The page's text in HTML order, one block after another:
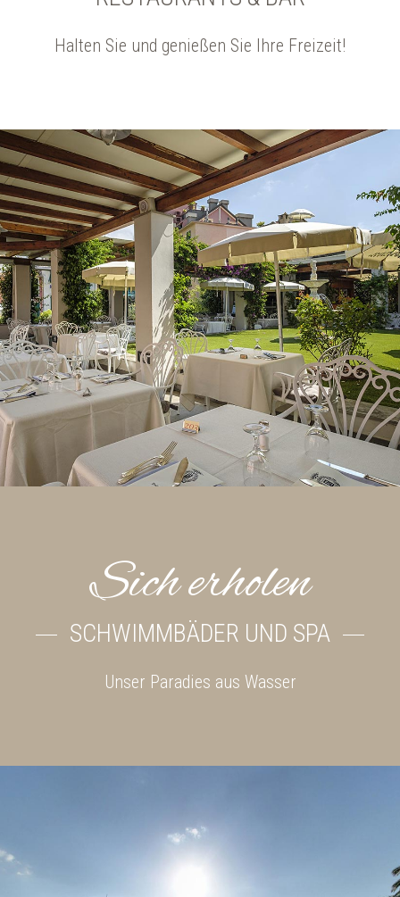
Halten Sie und genießen Sie Ihre Freizeit!
Sich erholen
SCHWIMMBÄDER UND SPA
Unser Paradies aus Wasser